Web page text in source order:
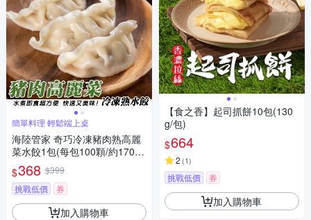
簡單料理 輕鬆端上桌
海陸管家 奇巧冷凍豬肉熟高麗
菜水餃1包(每包100顆/約1700
g)
$368 $399
挑戰低價
券
加入購物車
【食之香】起司抓餅10包(130
g/包)
$664
2 (1)
挑戰低價 券
加入購物車